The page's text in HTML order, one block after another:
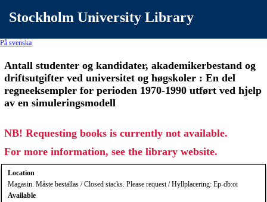
Stockholm University Library
På svenska
Antall studenter og kandidater, akademikerbestand og
driftsutgifter ved universitet og høgskoler : En del
regneeksempler for perioden 1970-1990 utført ved hjelp
av en simuleringsmodell
NB! Requesting books is currently not available.
For more information, see the library website.
Location
Magasin. Måste beställas / Closed stacks. Please request / Hyllplacering: Ep-db:oi
Available